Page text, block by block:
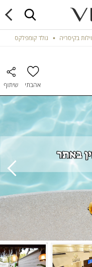
וילות בקיסריה גולד קומפלקס
אהבתי שיתוף